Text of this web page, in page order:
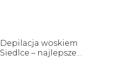
Depilacja woskiem
Siedlce – najlepsze